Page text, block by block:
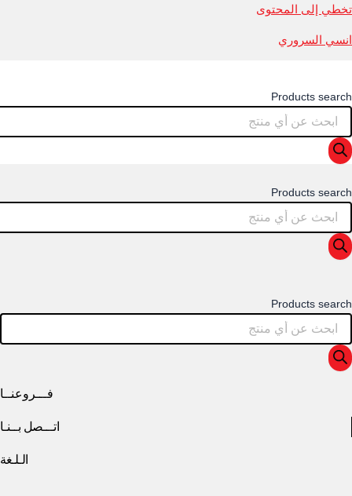
تخطي إلى المحتوى
انسي السروري
Products search
Products search
Products search
فـــروعنــا
اتـــصل بــنـا
الـلـغة